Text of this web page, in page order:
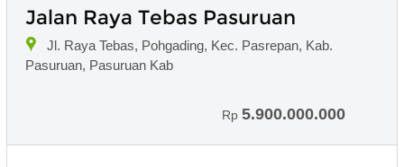
Jalan Raya Tebas Pasuruan
Jl. Raya Tebas, Pohgading, Kec. Pasrepan, Kab.
Pasuruan, Pasuruan Kab
Rp 5.900.000.000